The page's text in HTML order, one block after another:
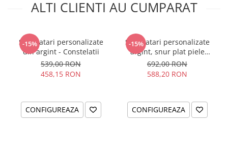
ALTI CLIENTI AU CUMPARAT
-15%
Set bratari personalizate
din argint - Constelatii
539,00 RON
458,15 RON
CONFIGUREAZA
-15%
Set bratari personalizate
argint, snur plat piele
naturala - Be Happy
692,00 RON
588,20 RON
CONFIGUREAZA